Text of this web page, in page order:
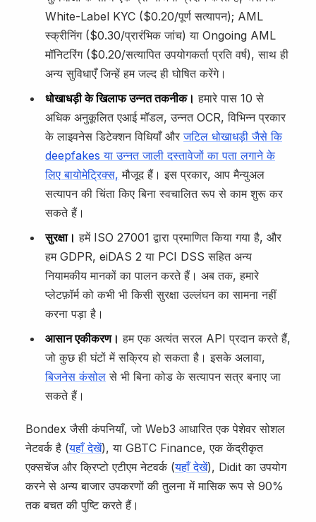
White-Label KYC ($0.20/पूर्ण सत्यापन); AML
स्क्रीनिंग ($0.30/प्रारंभिक जांच) या Ongoing AML
मॉनिटरिंग ($0.20/सत्यापित उपयोगकर्ता प्रति वर्ष), साथ ही
अन्य सुविधाएँ जिन्हें हम जल्द ही घोषित करेंगे।
धोखाधड़ी के खिलाफ उन्नत तकनीक। हमारे पास 10 से
अधिक अनुकूलित एआई मॉडल, उन्नत OCR, विभिन्न प्रकार
के लाइवनेस डिटेक्शन विधियाँ औरजटिल धोखाधड़ी जैसे कि
deepfakes या उन्नत जाली दस्तावेजों का पता लगाने के
लिए बायोमेट्रिक्स, मौजूद हैं। इस प्रकार, आप मैन्युअल
सत्यापन की चिंता किए बिना स्वचालित रूप से काम शुरू कर
सकते हैं।
सुरक्षा। हमें ISO 27001 द्वारा प्रमाणित किया गया है, और
हम GDPR, eiDAS 2 या PCI DSS सहित अन्य
नियामकीय मानकों का पालन करते हैं। अब तक, हमारे
प्लेटफ़ॉर्म को कभी भी किसी सुरक्षा उल्लंघन का सामना नहीं
करना पड़ा है।
आसान एकीकरण। हम एक अत्यंत सरल API प्रदान करते हैं,
जो कुछ ही घंटों में सक्रिय हो सकता है। इसके अलावा,
बिजनेस कंसोल से भी बिना कोड के सत्यापन सत्र बनाए जा
सकते हैं।
Bondex जैसी कंपनियाँ, जो Web3 आधारित एक पेशेवर सोशल
नेटवर्क है (यहाँ देखें), या GBTC Finance, एक केंद्रीकृत
एक्सचेंज और क्रिप्टो एटीएम नेटवर्क (यहाँ देखें), Didit का उपयोग
करने से अन्य बाजार उपकरणों की तुलना में मासिक रूप से 90%
तक बचत की पुष्टि करते हैं।